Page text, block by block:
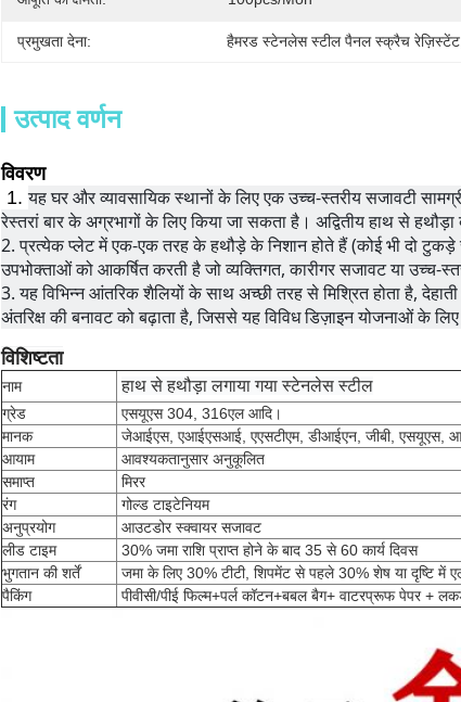
प्रमुखता देना: हैमरड स्टेनलेस स्टील पैनल स्क्रैच रेज़िस्टेंट,
उत्पाद वर्णन
विवरण
1.यह घर और व्यावसायिक स्थानों के लिए एक उच्च-स्तरीय सजावटी
रेस्तरां बार के अग्रभागों के लिए किया जा सकता है। अद्वितीय हाथ से
2. प्रत्येक प्लेट में एक-एक तरह के हथौड़े के निशान होते हैं (कोई भी दो टुकड़े
उपभोक्ताओं को आकर्षित करती है जो व्यक्तिगत, कारीगर सजावट या उच्च-
3. यह विभिन्न आंतरिक शैलियों के साथ अच्छी तरह से मिश्रित होता है,
अंतरिक्ष की बनावट को बढ़ाता है, जिससे यह विविध डिज़ाइन योजनाओं के
विशिष्टता
नाम हाथ से हथौड़ा लगाया गया स्टेनलेस स्टील
ग्रेड
एसयूएस 304, 316एल आदि।
मानक
जेआईएस, एआईएसआई, एएसटीएम, डीआईएन, जीबी, एसयूएस,
आयाम
आवश्यकतानुसार अनुकूलित
समाप्त
मिरर
रंग
गोल्ड टाइटेनियम
अनुप्रयोग
आउटडोर स्क्वायर सजावट
लीड टाइम
30% जमा राशि प्राप्त होने के बाद 35 से 60 कार्य दिवस
भुगतान की शर्तें
जमा के लिए 30% टीटी, शिपमेंट से पहले 30% शेष या दृष्टि में
पैकिंग
पीवीसी/पीई फिल्म+पर्ल कॉटन+बबल बैग+ वाटरप्रूफ पेपर +